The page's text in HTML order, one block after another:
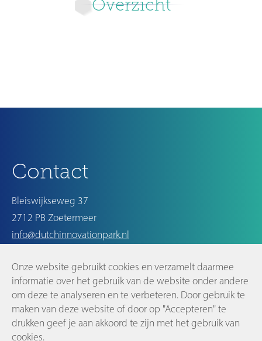
Onze website gebruikt cookies en verzamelt daarmee
informatie over het gebruik van de website onder andere
om deze te analyseren en te verbeteren. Door gebruik te
maken van deze website of door op "Accepteren" te
drukken geef je aan akkoord te zijn met het gebruik van
cookies.
Overzicht
Contact
Bleiswijkseweg 37
2712 PB Zoetermeer
info@dutchinnovationpark.nl
Op de hoogte blijven